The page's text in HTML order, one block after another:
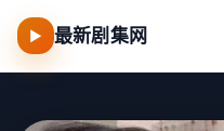
▶ 最新剧集网